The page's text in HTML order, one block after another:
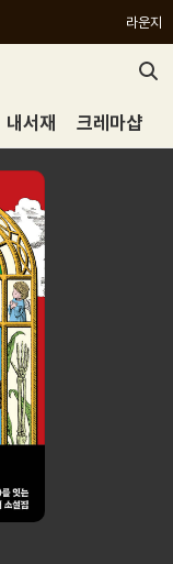
라운지
내서재 크레마샵